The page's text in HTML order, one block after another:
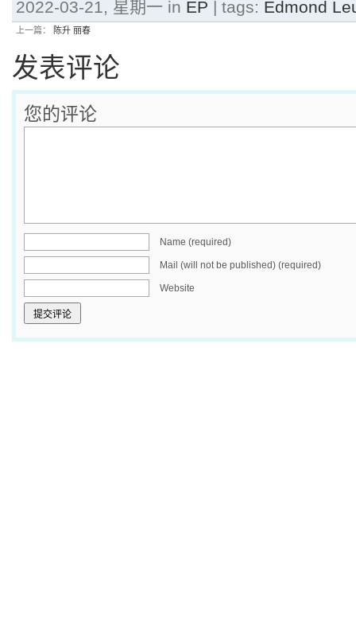
2022-03-21, 星期一 in EP | tags: Edmond
上一篇： 陈升 丽春
发表评论
您的评论
Name (required)
Mail (will not be published) (required)
Website